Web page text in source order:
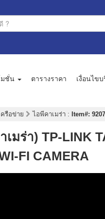
ชั่น ตารางราคา เงื่อนไข
รือข่าย ไอพีคาเมร่า : Item#:
มร่า) TP-LINK
FI CAMERA